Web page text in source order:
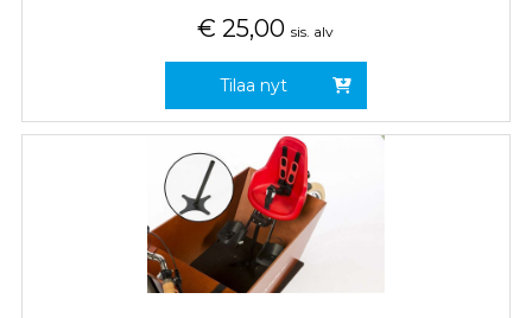
€ 25,00 sis. alv
Tilaa nyt